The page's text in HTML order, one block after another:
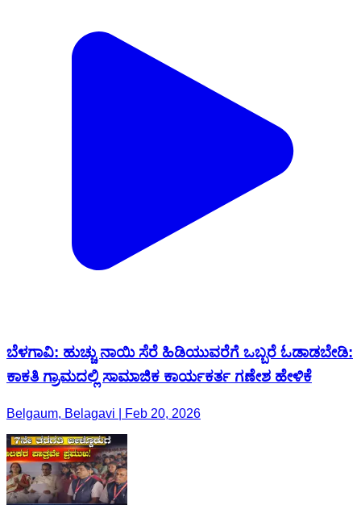
ಬೆಳಗಾವಿ: ಹುಚ್ಚು ನಾಯಿ ಸೆರೆ ಹಿಡಿಯುವರೆಗೆ ಒಬ್ಬರೆ ಓಡಾಡಬೇಡಿ:
ಕಾಕತಿ ಗ್ರಾಮದಲ್ಲಿ ಸಾಮಾಜಿಕ ಕಾರ್ಯಕರ್ತ ಗಣೇಶ ಹೇಳಿಕೆ
Belgaum, Belagavi | Feb 20, 2026